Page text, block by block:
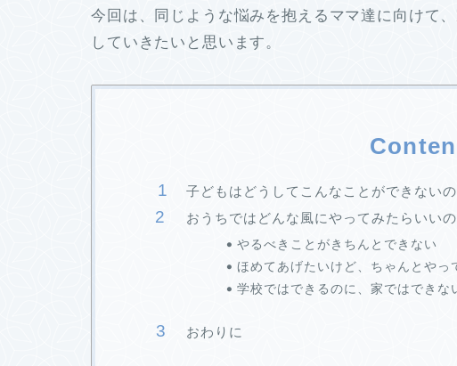
今回は、同じような悩みを抱えるママ達に向けて
していきたいと思います。
子どもはどうしてこんなことができないの
おうちではどんな風にやってみたらいいの
やるべきことがきちんとできない
ほめてあげたいけど、ちゃんとやっ
学校ではできるのに、家ではできな
おわりに